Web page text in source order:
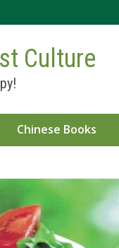
main
Culture
Chinese Books